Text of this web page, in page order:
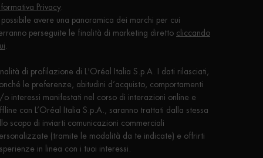
Privacy.
possibile avere una panoramica dei marchi per cui
perseguite le finalità di marketing diretto cliccando
di profilazione di L'Oréal Italia S.p.A. I dati rilasciati,
le preferenze, abitudini d’acquisto, comportamenti
o interessi manifestati nel corso di interazioni online e
con L’Oréal Italia S.p.A., saranno trattati dalla stessa
scopo di inviarti comunicazioni commerciali
(tramite le modalità da te indicate) e offrirti
in linea con i tuoi interessi.